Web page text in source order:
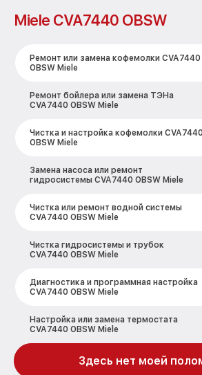
Miele CVA7440 OBSW
Ремонт или замена кофемолки CVA7440
OBSW Miele
Ремонт бойлера или замена ТЭНа
CVA7440 OBSW Miele
Чистка и настройка кофемолки CVA7440
OBSW Miele
Замена насоса или ремонт
гидросистемы CVA7440 OBSW Miele
Чистка или ремонт водной системы
CVA7440 OBSW Miele
Чистка гидросистемы и трубок
CVA7440 OBSW Miele
Диагностика и программная настройка
CVA7440 OBSW Miele
Настройка или замена термостата
CVA7440 OBSW Miele
Ремонт или замена капучинатора
CVA7440 OBSW MieleЗдесь нет моей